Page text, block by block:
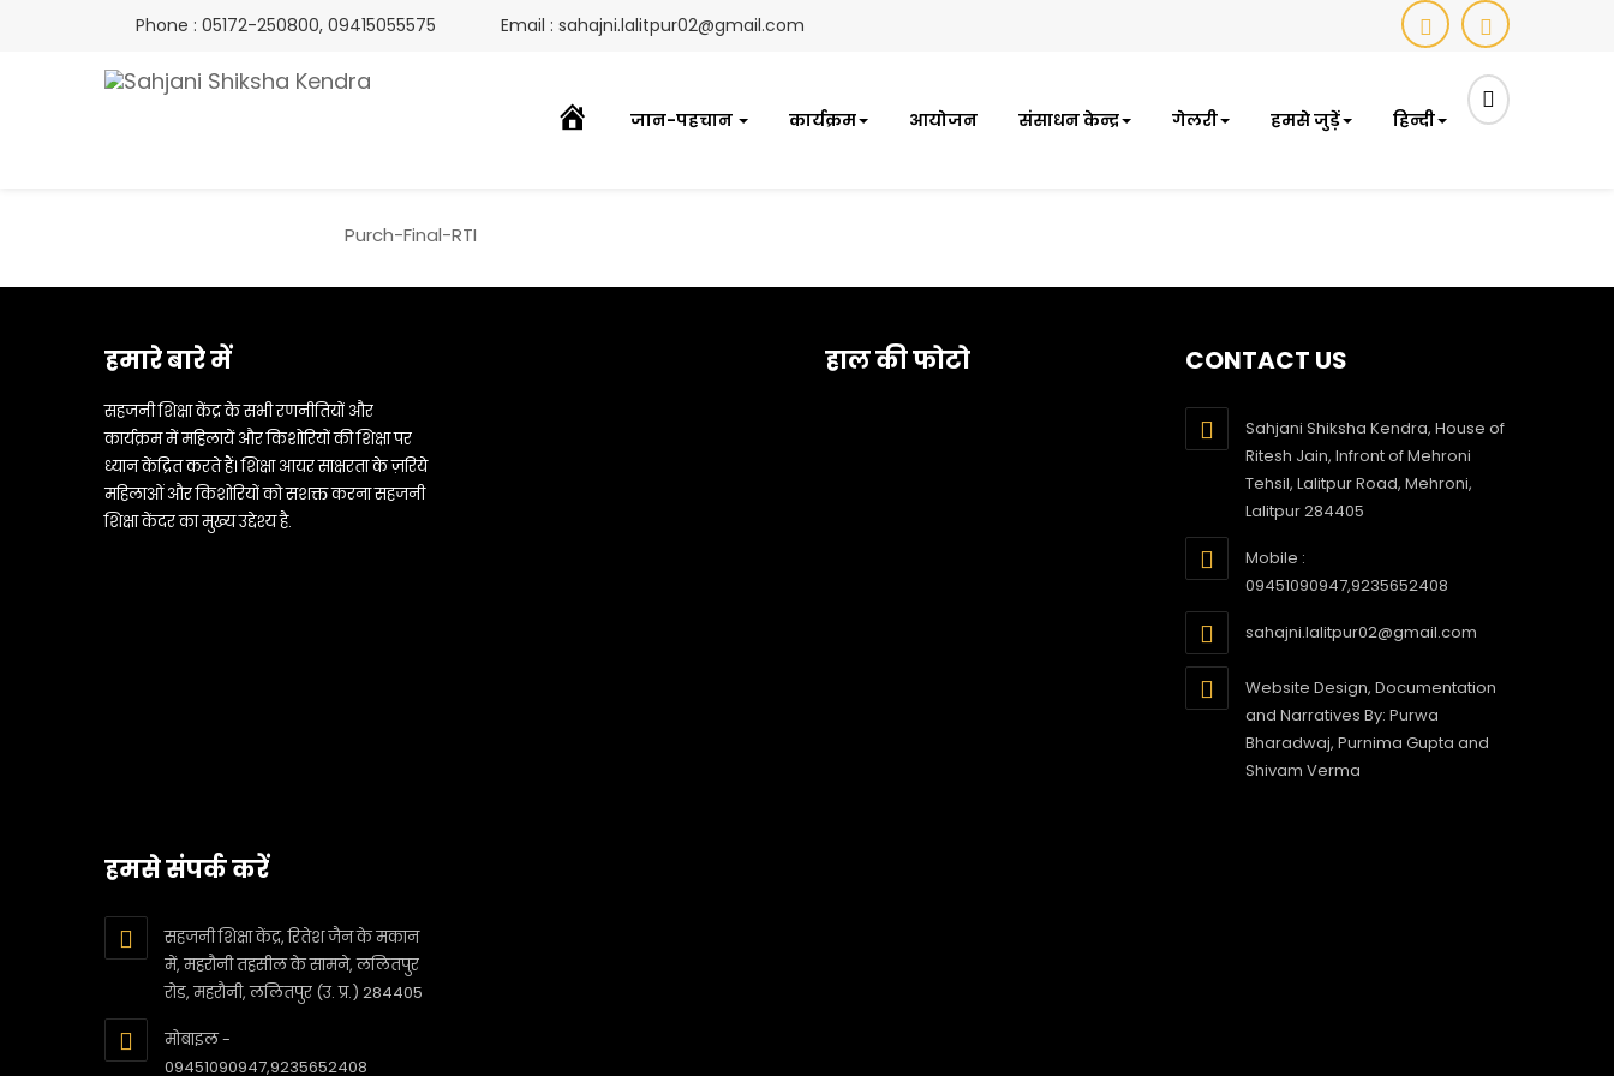
Phone : 05172-250800, 09415055575 Email : sahajni.lalitpur02@gmail.com
जान-पहचान कार्यक्रम आयोजन संसाधन केन्द्र गेलरी हमसे जुड़ें हिन्दी
Purch-Final-RTI
हमारे बारे में
सहजनी शिक्षा केंद्र के सभी रणनीतियों और
कार्यक्रम में महिलायें और किशोरियों की शिक्षा पर
ध्यान केंद्रित करते हैं। शिक्षा आयर साक्षरता के ज़रिये
महिलाओं और किशोरियों को सशक्त करना सहजनी
शिक्षा केंदर का मुख्य उद्देश्य है.
हाल की फोटो CONTACT US
Sahjani Shiksha Kendra, House of
Ritesh Jain, Infront of Mehroni
Tehsil, Lalitpur Road, Mehroni,
Lalitpur 284405
Mobile :
09451090947,9235652408
sahajni.lalitpur02@gmail.com
Website Design, Documentation
and Narratives By: Purwa
Bharadwaj, Purnima Gupta and
Shivam Verma
हमसे संपर्क करें
सहजनी शिक्षा केंद्र, रितेश जैन के मकान
में, महरौनी तहसील के सामने, ललितपुर
रोड, महरौनी, ललितपुर (उ. प्र.) 284405
मोबाइल -
09451090947,9235652408